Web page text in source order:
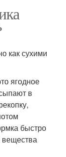
как сухими
ягодное
в
быстро
вещества